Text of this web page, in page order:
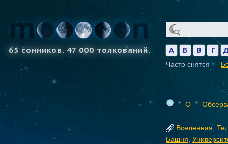
65 сонников. 47 000 толкований. А Б В Г
Часто снятся —
О
Вселенная
Башня